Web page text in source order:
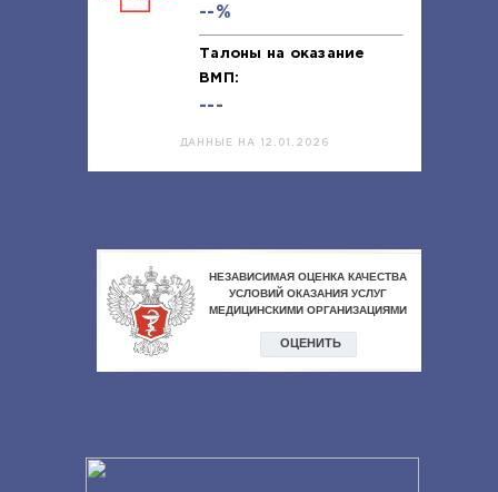
--%
Талоны на оказание
ВМП:
---
ДАННЫЕ НА 12.01.2026